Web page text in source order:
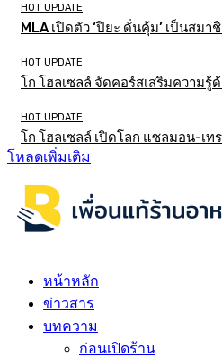
HOT UPDATE
MLA เปิดตัว ‘ปิยะ ดั่นคุ้ม’ เป็นสม
HOT UPDATE
โก โฮลเซลล์ จัดคอร์สเสริมความ
HOT UPDATE
โก โฮลเซลล์ เปิดโลก แซลมอน-เ
โหลดเพิ่มเติม
หน้าหลัก
ข่าวสาร
บทความ
ก่อนเปิดร้าน